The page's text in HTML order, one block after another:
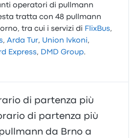
operatori di pullmann
tratta con 48 pullmann
tra cui i servizi di FlixBus,
,Arda Tur, Union Ivkoni,
Express, DMD Group.
di partenza più
di partenza più
da Brno a